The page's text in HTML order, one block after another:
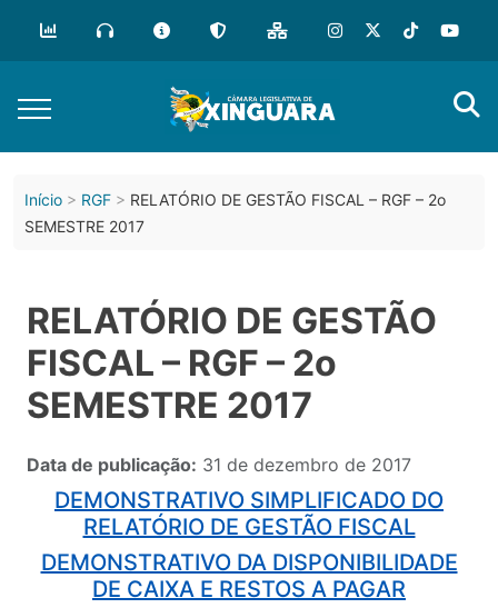
Início RGF
RELATÓRIO DE GESTÃO FISCAL – RGF – 2o
SEMESTRE 2017
RELATÓRIO DE GESTÃO
FISCAL – RGF – 2o
SEMESTRE 2017
Data de publicação: 31 de dezembro de 2017
DEMONSTRATIVO SIMPLIFICADO DO
RELATÓRIO DE GESTÃO FISCAL
DEMONSTRATIVO DA DISPONIBILIDADE
DE CAIXA E RESTOS A PAGAR